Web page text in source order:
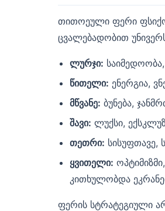
თითოეული ფერი
ცვალებადობით
ლურჯი:
წითელი: ენერგია,
მწვანე: ბუნება,
შავი: ლუქსი,
თეთრი: სისუფთავე,
ყვითელი:
კითხულობდა
ფერის სტრატეგიული